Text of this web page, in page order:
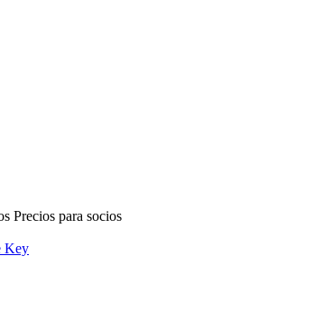
Precios para socios
Key